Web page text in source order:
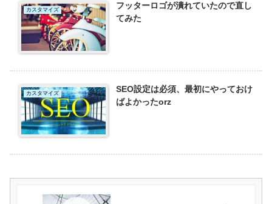
カスタマイズ
フッターロゴが潰れていたので直し
てみた
カスタマイズ
SEO設定は必須、最初にやっておけ
ばよかったorz